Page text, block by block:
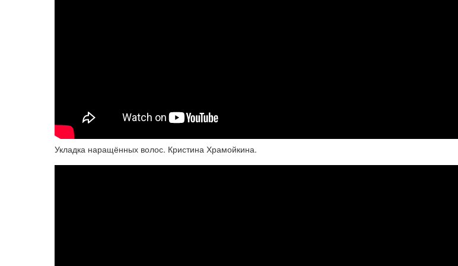
Укладка наращённых волос. Кристина Храмойкина.